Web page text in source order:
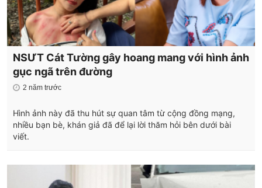
NSƯT Cát Tường gây hoang mang với hình ảnh
gục ngã trên đường
2 năm trước
Hình ảnh này đã thu hút sự quan tâm từ cộng đồng mạng,
nhiều bạn bè, khán giả đã để lại lời thăm hỏi bên dưới bài
viết.